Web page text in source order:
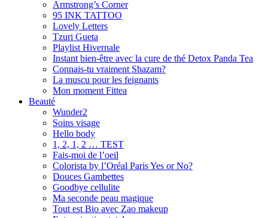
Armstrong’s Corner
95 INK TATTOO
Lovely Letters
Tzuri Gueta
Playlist Hivernale
Instant bien-être avec la cure de thé Detox Panda Tea
Connais-tu vraiment Shazam?
La muscu pour les feignants
Mon moment Fittea
Beauté
Wunder2
Soins visage
Hello body
1, 2, 1, 2 … TEST
Fais-moi de l’oeil
Colorista by l’Oréal Paris Yes or No?
Douces Gambettes
Goodbye cellulite
Ma seconde peau magique
Tout est Bio avec Zao makeup